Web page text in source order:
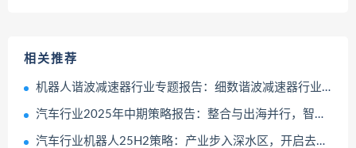
相关推荐
机器人谐波减速器行业专题报告：细数谐波减速器行业核心玩家
汽车行业2025年中期策略报告：整合与出海并行，智驾与机器人齐飞
汽车行业机器人25H2策略：产业步入深水区，开启去伪存真淘汰赛